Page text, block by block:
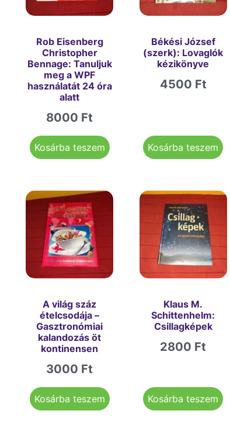
Rob Eisenberg
Christopher
Bennage: Tanuljuk
meg a WPF
használatát 24 óra
alatt
8000 Ft
Kosárba teszem
Békési József
(szerk): Lovaglók
kézikönyve
4500 Ft
Kosárba teszem
A világ száz
ételcsodája –
Gasztronómiai
kalandozás öt
kontinensen
3000 Ft
Kosárba teszem
Klaus M.
Schittenhelm:
Csillagképek
2800 Ft
Kosárba teszem